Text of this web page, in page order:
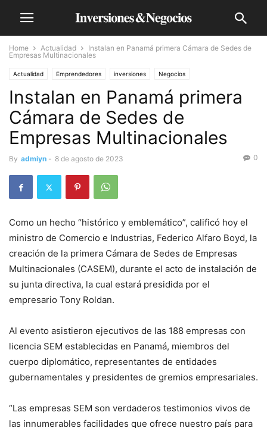
Home Actualidad
Instalan en Panamá primera Cámara de Sedes de
Empresas Multinacionales
Actualidad Emprendedores inversiones Negocios
Instalan en Panamá primera
Cámara de Sedes de
Empresas Multinacionales
By admiyn - 8 de agosto de 2023 0
Como un hecho “histórico y emblemático”, calificó hoy el
ministro de Comercio e Industrias, Federico Alfaro Boyd, la
creación de la primera Cámara de Sedes de Empresas
Multinacionales (CASEM), durante el acto de instalación de
su junta directiva, la cual estará presidida por el
empresario Tony Roldan.
Al evento asistieron ejecutivos de las 188 empresas con
licencia SEM establecidas en Panamá, miembros del
cuerpo diplomático, representantes de entidades
gubernamentales y presidentes de gremios empresariales.
“Las empresas SEM son verdaderos testimonios vivos de
las innumerables facilidades que ofrece nuestro país para